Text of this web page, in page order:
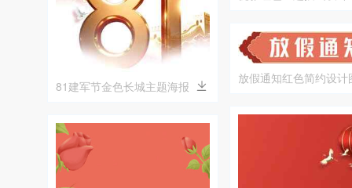
81建军节金色长城主题海报
放假通知红色简约设计